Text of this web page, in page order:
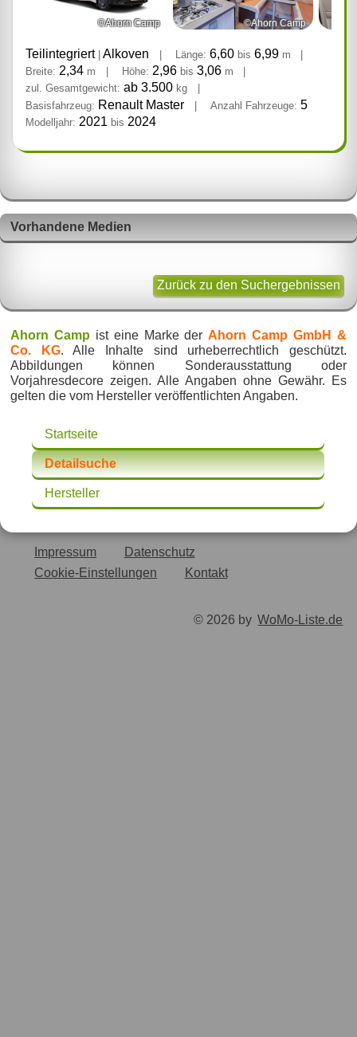
©Ahorn Camp ©Ahorn Camp
Teilintegriert Alkoven Länge: 6,60 bis 6,99 m
Breite: 2,34 m Höhe: 2,96 bis 3,06 m
zul. Gesamtgewicht: ab 3.500 kg
Basisfahrzeug: Renault Master | Anzahl Fahrzeuge: 5
Modelljahr: 2021 bis 2024
Vorhandene Medien
Zurück zu den Suchergebnissen
Ahorn Campist eine Marke derAhorn Camp GmbH &
Co. KG. Alle Inhalte sind urheberrechtlich geschützt.
Abbildungen können Sonderausstattung oder
Vorjahresdecore zeigen. Alle Angaben ohne Gewähr. Es
gelten die vom Hersteller veröffentlichten Angaben.
Startseite
Detailsuche
Hersteller
Impressum
Datenschutz
Cookie-Einstellungen
Kontakt
© 2026 by WoMo-Liste.de